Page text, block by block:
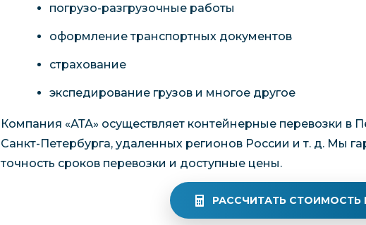
погрузо-разгрузочные работы
оформление транспортных документов
страхование
экспедирование грузов и многое другое
Компания «АТА» осуществляет контейнерные перевозки в
Санкт-Петербурга, удаленных регионов России и т. д. Мы
точность сроков перевозки и доступные цены.
РАССЧИТАТЬ СТОИМОСТЬ